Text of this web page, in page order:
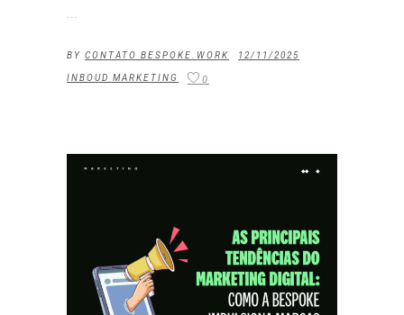
BY CONTATO BESPOKE.WORK 12/11/2025
INBOUD MARKETING 0